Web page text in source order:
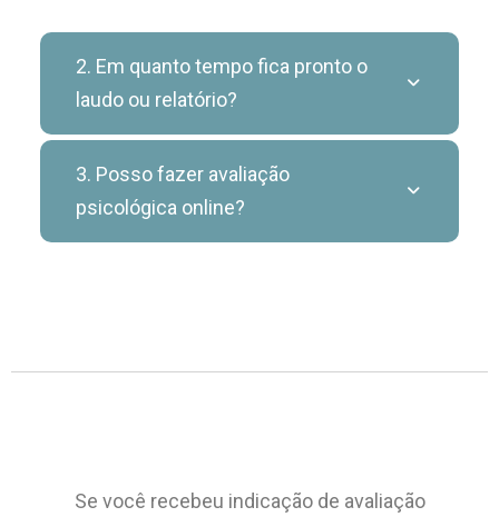
2. Em quanto tempo fica pronto o
laudo ou relatório?
3. Posso fazer avaliação
psicológica online?
Se você recebeu indicação de avaliação